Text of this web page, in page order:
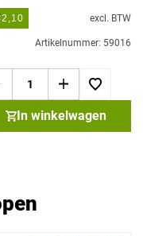
excl. BTW
Artikelnummer: 59016
In winkelwagen